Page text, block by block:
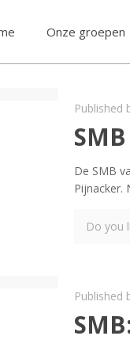
Onze groepen
Published
De SMB
Pijnacker.
Do you
Published